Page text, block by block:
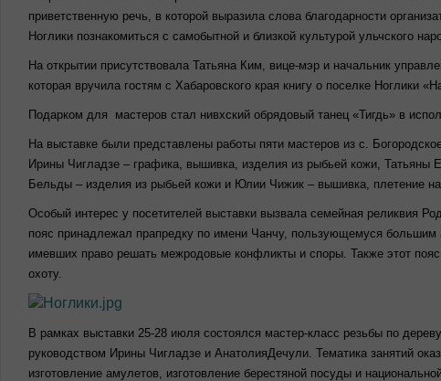
приветственную речь, в которой выразила слова благодарности
Ноглики познакомиться с самобытной и близкой культурой ульчского
На открытии присутствовала Татьяна Ким, вице-мэр и начальник
которая вручила гостям с Хабаровского края книгу о поселке Ноглики
Подарком для мастеров стал нивхский обрядовый танец «Тигдь» в
На выставке были представлены работы пяти мастеров из с.
Ирины Чигладзе – графика, вышивка, изделия из рыбьей кожи,
Бельды – изделия из рыбьей кожи и Юлии Чижик – вышивка, плетение
Особый интерес у посетителей выставки вызвала семейная реликвия
пояс принадлежал прапредку по имени Чанчу, пользующемуся большим
имевших право решать межродовые конфликты и споры. Также этот
охоту.
В рамках выставки 25-28 июля состоялся мастер-класс резьбы по
руководством Ирины Чигладзе и АнатолияДечули. Тематика занятий
изготовление амулетов, изготовление берестяной посуды и